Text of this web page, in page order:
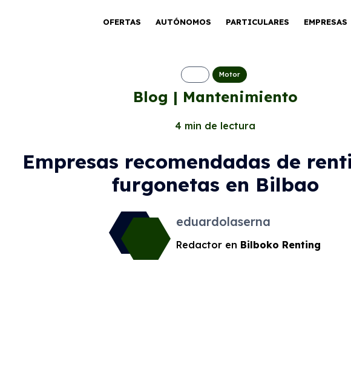
OFERTAS AUTÓNOMOS PARTICULARES EMPRESAS
Motor
Blog | Mantenimiento
4 min de lectura
Empresas recomendadas de
furgonetas en Bilbao
eduardolaserna
Redactor en Bilboko Renting